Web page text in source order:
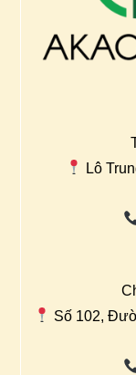
Lô
Số 102,